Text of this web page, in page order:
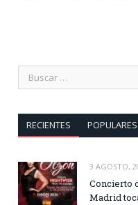
RECIENTES POPULARES
3 AGOSTO,
Concierto
Madrid